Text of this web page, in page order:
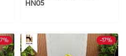
HN05
-17%